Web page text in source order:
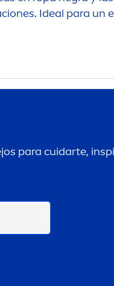
Ideal para un
para cuidarte,